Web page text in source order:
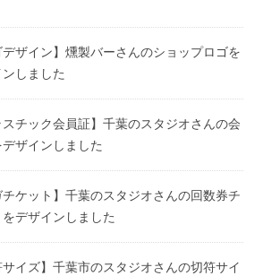
デザイン】燻製バーさんのショップロゴを
しました
スチック会員証】千葉のスタジオさんの会
デザインしました
チケット】千葉のスタジオさんの回数券チ
デザインしました
サイズ】千葉市のスタジオさんの切符サイ